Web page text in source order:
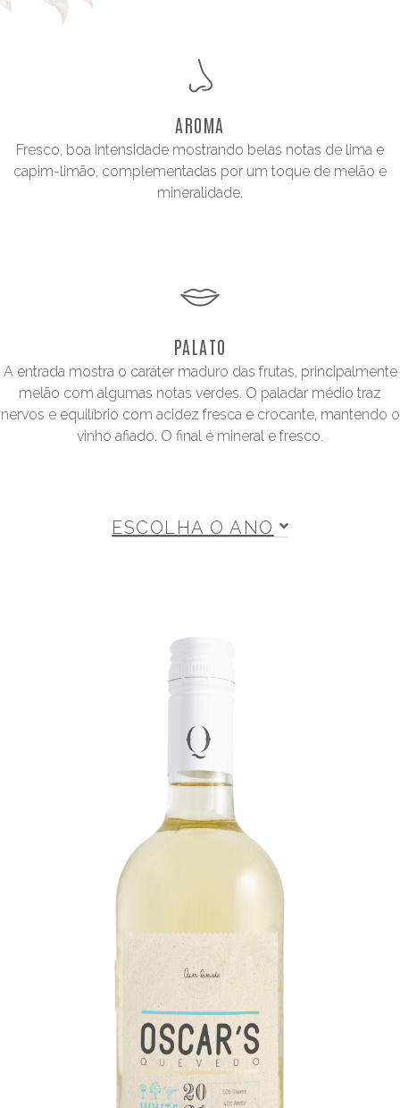
AROMA
Fresco, boa intensidade mostrando belas notas de lima e
capim-limão, complementadas por um toque de melão e
mineralidade.
PALATO
A entrada mostra o caráter maduro das frutas, principalmente
melão com algumas notas verdes. O paladar médio traz
nervos e equilíbrio com acidez fresca e crocante, mantendo o
vinho afiado. O final é mineral e fresco.
ESCOLHA O ANO